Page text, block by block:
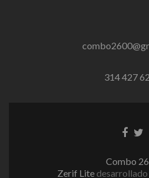
314 427
Enlace
Combo
Zerif Lite